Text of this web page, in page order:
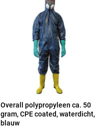
Overall polypropyleen ca. 50
gram, CPE coated, waterdicht,
blauw